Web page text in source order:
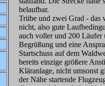
belaufbar.
Trübe und zwei Grad - das
nicht, also gute
auch voller und 200 Läufer
Begrüßung und eine
Startschuss auf dem
bereits einzige größere
Kläranlage, nicht umsonst
der Nähe startende